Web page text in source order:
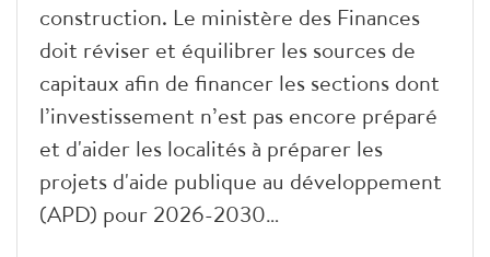
construction. Le ministère des Finances
doit réviser et équilibrer les sources de
capitaux afin de financer les sections dont
l’investissement n’est pas encore préparé
et d'aider les localités à préparer les
projets d'aide publique au développement
(APD) pour 2026-2030…